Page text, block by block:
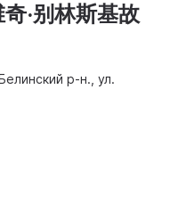
·别林斯基故
р-н., ул.